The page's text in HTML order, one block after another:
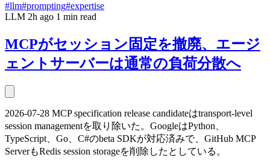
#llm#prompting#expertise
LLM 2h ago 1 min read
MCPがセッション固定を撤廃、エージ
ェントサーバーは通常の負荷分散へ
2026-07-28 MCP specification release candidateはtransport-level
session managementを取り除いた。GoogleはPython、
TypeScript、Go、C#のbeta SDKが対応済みで、GitHub MCP
ServerもRedis session storageを削除したとしている。